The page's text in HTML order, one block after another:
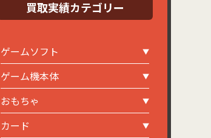
買取実績カテゴリー
ゲームソフト
ゲーム機本体
おもちゃ
カード